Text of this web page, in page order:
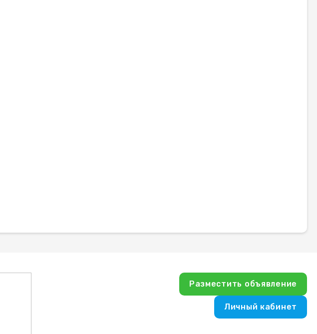
Разместить объявление
Личный кабинет